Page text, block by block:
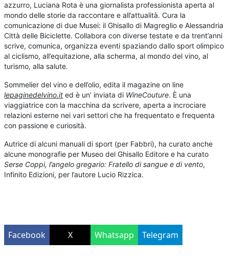
azzurro, Luciana Rota è una giornalista professionista aperta al
mondo delle storie da raccontare e all’attualità. Cura la
comunicazione di due Musei: il Ghisallo di Magreglio e Alessandria
Città delle Biciclette. Collabora con diverse testate e da trent’anni
scrive, comunica, organizza eventi spaziando dallo sport olimpico
al ciclismo, all’equitazione, alla scherma, al mondo del vino, al
turismo, alla salute.
Sommelier del vino e dell’olio, edita il magazine on line
lepaginedelvino.it ed è un’ inviata di WineCouture. È una
viaggiatrice con la macchina da scrivere, aperta a incrociare
relazioni esterne nei vari settori che ha frequentato e frequenta
con passione e curiosità.
Autrice di alcuni manuali di sport (per Fabbri), ha curato anche
alcune monografie per Museo del Ghisallo Editore e ha curato
Serse Coppi, l’angelo gregario: Fratello di sangue e di vento,
Infinito Edizioni, per l’autore Lucio Rizzica.
Facebook X Whatsapp Telegram